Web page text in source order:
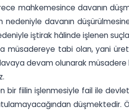
mahkemesince davanın
nedeniyle davanın
iştirak hâlinde işlenen
müsadereye tabi olan, yani
devam olunarak müsadere
bir fiilin işlenmesiyle fail ile
düşmektedir.